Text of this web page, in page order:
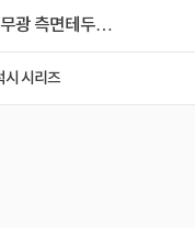
시 시리즈